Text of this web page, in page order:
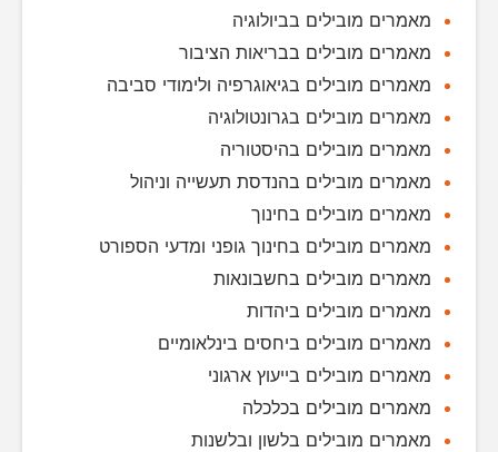
מאמרים מובילים בביולוגיה
מאמרים מובילים בבריאות הציבור
מאמרים מובילים בגיאוגרפיה ולימודי סביבה
מאמרים מובילים בגרונטולוגיה
מאמרים מובילים בהיסטוריה
מאמרים מובילים בהנדסת תעשייה וניהול
מאמרים מובילים בחינוך
מאמרים מובילים בחינוך גופני ומדעי הספורט
מאמרים מובילים בחשבונאות
מאמרים מובילים ביהדות
מאמרים מובילים ביחסים בינלאומיים
מאמרים מובילים בייעוץ ארגוני
מאמרים מובילים בכלכלה
מאמרים מובילים בלשון ובלשנות